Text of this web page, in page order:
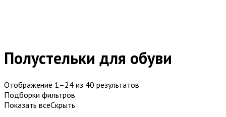
Полустельки для обуви
Отображение 1–24 из 40 результатов
Подборки фильтров
Показать всеСкрыть